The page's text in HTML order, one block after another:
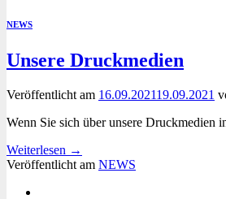
NEWS
Unsere Druckmedien
Veröffentlicht am 16.09.202119.09.2021
Wenn Sie sich über unsere Druckmedien
Weiterlesen →
Veröffentlicht am NEWS